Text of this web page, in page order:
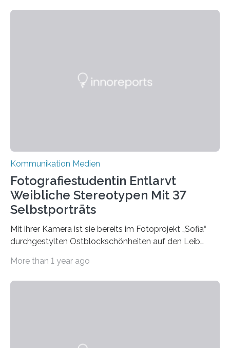
Bluesky aktuelle Nachrichten aus der Hochschule,
Kommunikation Medien
Fotografiestudentin Entlarvt
Weibliche Stereotypen Mit 37
Selbstporträts
Mit ihrer Kamera ist sie bereits im Fotoprojekt „Sofia“
durchgestylten Ostblockschönheiten auf den Leib
„Spiegel ohne Glas“ zahlreiche sehr verschiedene
More than 1 year ago